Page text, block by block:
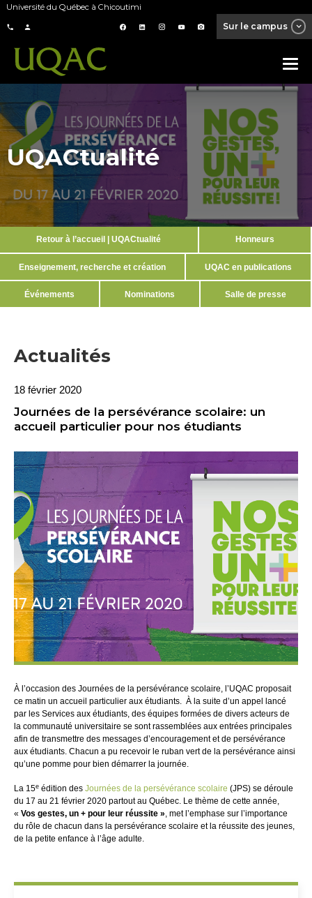
Université du Québec à Chicoutimi
Sur le campus
UQACtualité
Retour à l’accueil | UQACtualité Honneurs
Enseignement, recherche et création UQAC en publications
Événements Nominations Salle de presse
Actualités
18 février 2020
Journées de la persévérance scolaire: un
accueil particulier pour nos étudiants
À l’occasion des Journées de la persévérance scolaire, l’UQAC proposait
ce matin un accueil particulier aux étudiants. À la suite d’un appel lancé
par les Services aux étudiants, des équipes formées de divers acteurs de
la communauté universitaire se sont rassemblées aux entrées principales
afin de transmettre des messages d’encouragement et de persévérance
aux étudiants. Chacun a pu recevoir le ruban vert de la persévérance ainsi
qu’une pomme pour bien démarrer la journée.
La 15e édition des Journées de la persévérance scolaire (JPS) se déroule
du 17 au 21 février 2020 partout au Québec. Le thème de cette année,
« Vos gestes, un + pour leur réussite », met l’emphase sur l’importance
du rôle de chacun dans la persévérance scolaire et la réussite des jeunes,
de la petite enfance à l’âge adulte.